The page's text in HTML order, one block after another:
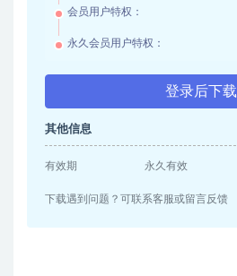
会员用户特权：
永久会员用户特权：
登录后下载
其他信息
有效期 永久有效
下载遇到问题？可联系客服或留言反馈